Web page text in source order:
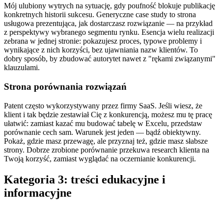
Mój ulubiony wytrych na sytuację, gdy poufność blokuje publikację
konkretnych historii sukcesu. Generyczne case study to strona
usługowa prezentująca, jak dostarczasz rozwiązanie — na przykład
z perspektywy wybranego segmentu rynku. Esencja wielu realizacji
zebrana w jednej stronie: pokazujesz proces, typowe problemy i
wynikające z nich korzyści, bez ujawniania nazw klientów. To
dobry sposób, by zbudować autorytet nawet z "rękami związanymi"
klauzulami.
Strona porównania rozwiązań
Patent często wykorzystywany przez firmy SaaS. Jeśli wiesz, że
klient i tak będzie zestawiał Cię z konkurencją, możesz mu tę pracę
ułatwić: zamiast kazać mu budować tabelę w Excelu, przedstaw
porównanie cech sam. Warunek jest jeden — bądź obiektywny.
Pokaż, gdzie masz przewagę, ale przyznaj też, gdzie masz słabsze
strony. Dobrze zrobione porównanie przekuwa research klienta na
Twoją korzyść, zamiast wyglądać na oczernianie konkurencji.
Kategoria 3: treści edukacyjne i
informacyjne